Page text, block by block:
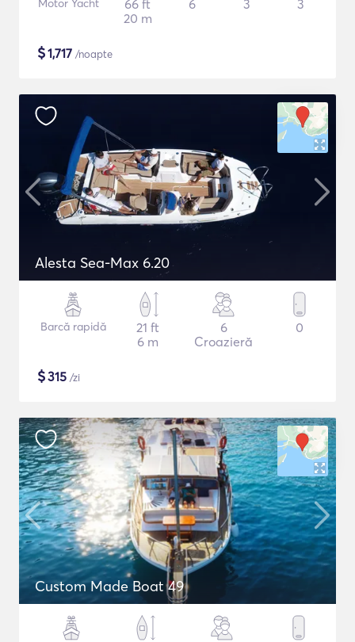
Motor Yacht
66 ft
20 m
6 3 3
$1,717 /noapte
Alesta Sea-Max 6.20
Barcă rapidă
21 ft
6 m
6
Croazieră
0
$315 /zi
Custom Made Boat 49